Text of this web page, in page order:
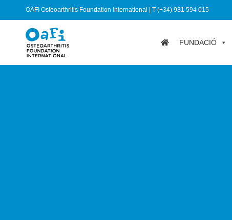
OAFI Osteoarthritis Foundation International | T (+34) 931 594 015
FUNDACIÓ